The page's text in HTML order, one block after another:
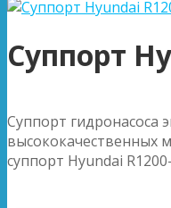
Суппорт
Суппорт гидронасоса
высококачественных
суппорт Hyundai